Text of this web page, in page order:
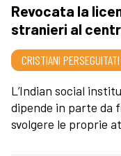
Revocata la
stranieri al
CRISTIANI PERSEGUITATI
L’Indian social
dipende in parte da
svolgere le proprie